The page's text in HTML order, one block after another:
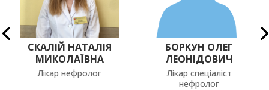
СКАЛІЙ НАТАЛІЯ
МИКОЛАЇВНА
Лікар нефролог
БОРКУН ОЛЕГ
ЛЕОНІДОВИЧ
Лікар спеціаліст
нефролог